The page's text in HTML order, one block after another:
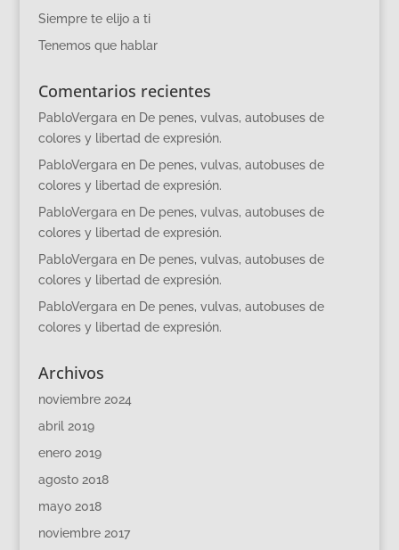
Siempre te elijo a ti
Tenemos que hablar
Comentarios recientes
PabloVergara en De penes, vulvas, autobuses de
colores y libertad de expresión.
PabloVergara en De penes, vulvas, autobuses de
colores y libertad de expresión.
PabloVergara en De penes, vulvas, autobuses de
colores y libertad de expresión.
PabloVergara en De penes, vulvas, autobuses de
colores y libertad de expresión.
PabloVergara en De penes, vulvas, autobuses de
colores y libertad de expresión.
Archivos
noviembre 2024
abril 2019
enero 2019
agosto 2018
mayo 2018
noviembre 2017